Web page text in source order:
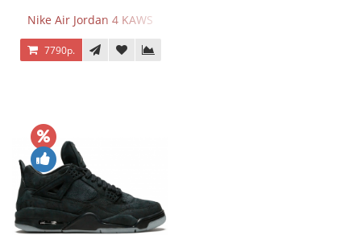
Nike Air Jordan 4 KAWS
7790р.